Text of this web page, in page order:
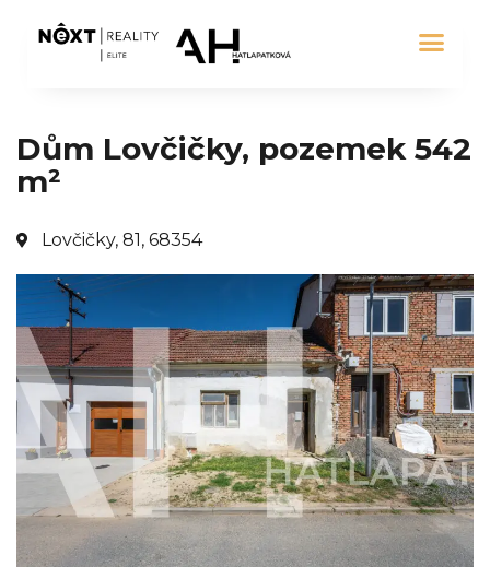
Dům Lovčičky, pozemek 542
m²
Lovčičky, 81, 68354